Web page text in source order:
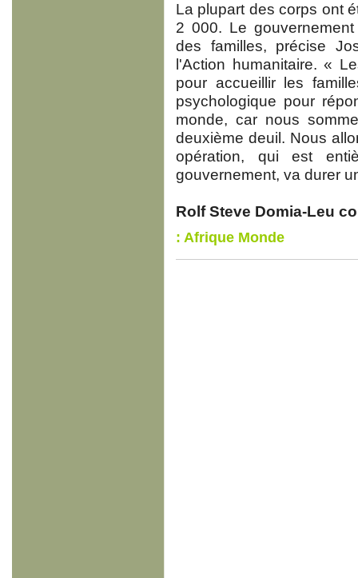
La plupart des corps ont
2 000. Le
des familles, précise
l'Action humanitaire. «
pour accueillir les
psychologique pour
monde, car nous
deuxième deuil. Nous
opération, qui est
gouvernement, va durer
Rolf Steve Domia-Leu
: Afrique Monde